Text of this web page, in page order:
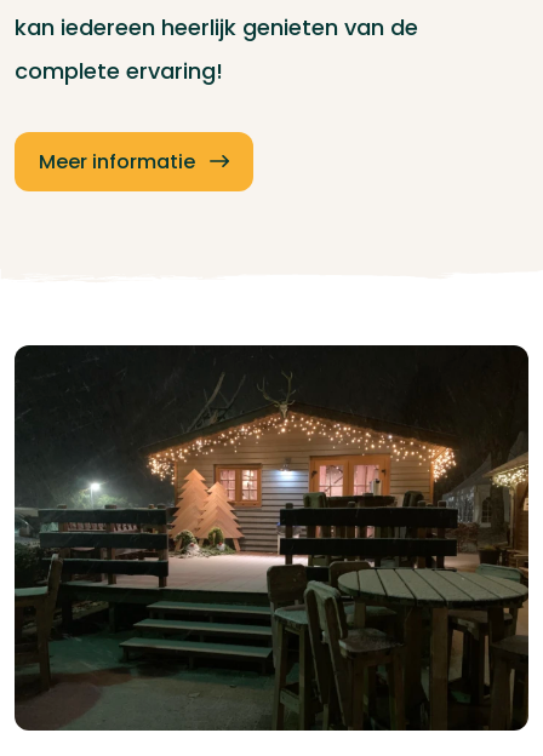
kan iedereen heerlijk genieten van de
complete ervaring!
Meer informatie